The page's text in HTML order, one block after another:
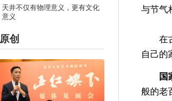
天井不仅有物理意义，更有文化
意义
原创
与节气
在
自己的
国
般的老